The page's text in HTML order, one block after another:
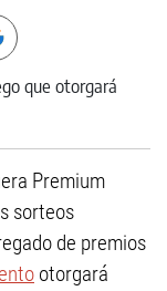
Premium
sorteos
de premios
otorgará